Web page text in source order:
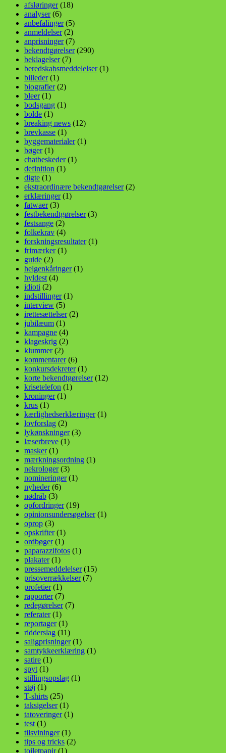
afsløringer(18)
analyser(6)
anbefalinger(5)
anmeldelser(2)
anprisninger(7)
bekendtgørelser(290)
beklagelser(7)
beredskabsmeddelelser(1)
billeder(1)
biografier(2)
bleer(1)
bodsgang (1)
bolde (1)
breaking news (12)
brevkasse (1)
byggematerialer(1)
bøger(1)
chatbeskeder(1)
definition (1)
digte (1)
ekstraordinære bekendtgørelser(2)
erklæringer(1)
fatwaer(3)
festbekendtgørelser(3)
festsange (2)
folkekrav (4)
forskningsresultater(1)
frimærker(1)
guide (2)
helgenkåringer(1)
hyldest (4)
idioti (2)
indstillinger(1)
interview (5)
irettesættelser(2)
jubilæum (1)
kampagne (4)
klageskrig (2)
klummer(2)
kommentarer(6)
konkursdekreter(1)
korte bekendtgørelser(12)
krisetelefon (1)
kroninger(1)
krus (1)
kærlighedserklæringer(1)
lovforslag (2)
lykønskninger(3)
læserbreve (1)
masker(1)
mærkningsordning (1)
nekrologer(3)
nomineringer(1)
nyheder(6)
nødråb (3)
opfordringer(19)
opinionsundersøgelser(1)
oprop (3)
opskrifter(1)
ordbøger(1)
paparazzifotos (1)
plakater(1)
pressemeddelelser(15)
prisoverrækkelser(7)
profetier(1)
rapporter(7)
redegørelser(7)
referater(1)
reportager(1)
ridderslag (11)
saligprisninger(1)
samtykkeerklæring (1)
satire (1)
spyt (1)
stillingsopslag (1)
støj (1)
T-shirts (25)
taksigelser(1)
tatoveringer(1)
test (1)
tilsvininger(1)
tips og tricks (2)
toiletpapir(1)